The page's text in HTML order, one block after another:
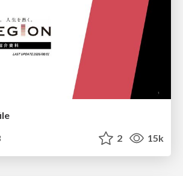
2 15k